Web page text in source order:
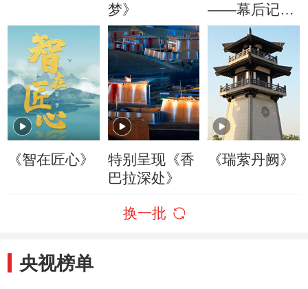
梦》
——幕后记
录》
《智在匠心》
特别呈现《香
巴拉深处》
《瑞萦丹阙》
换一批
央视榜单